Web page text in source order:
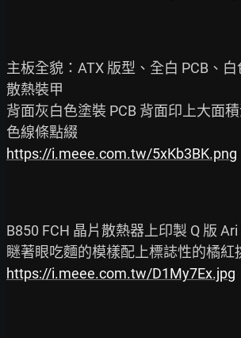
主板全貌：ATX 版型、全白 PCB、
散熱裝甲
背面灰白色塗裝 PCB 背面印上大面
https://i.meee.com.tw/5xKb3BK.png
B850 FCH 晶片散熱器上印製 Q 版 Ari
https://i.meee.com.tw/D1My7Ex.jpg